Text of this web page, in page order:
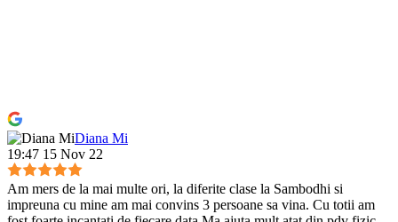
Diana Mi
19:47 15 Nov 22
Am mers de la mai multe ori, la diferite clase la Sambodhi si
impreuna cu mine am mai convins 3 persoane sa vina. Cu totii am